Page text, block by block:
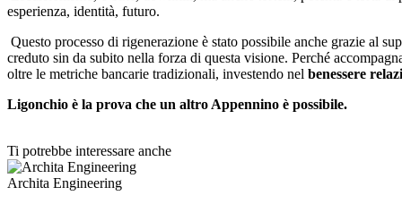
esperienza, identità, futuro.
Questo processo di rigenerazione è stato possibile anche grazie al
creduto sin da subito nella forza di questa visione. Perché
oltre le metriche bancarie tradizionali, investendo nel benessere
Ligonchio è la prova che un altro Appennino è possibile.
Ti potrebbe interessare anche
Archita Engineering